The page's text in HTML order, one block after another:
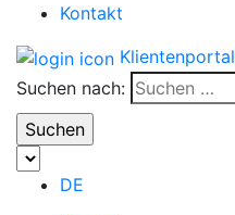
Kontakt
Klientenportal
Suchen nach:
DE